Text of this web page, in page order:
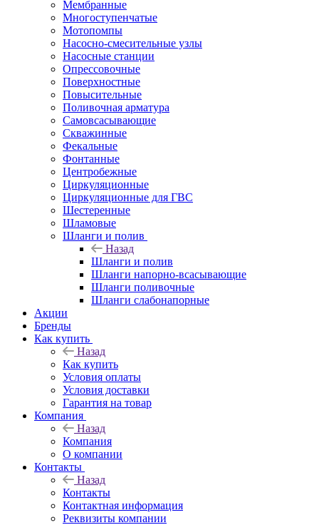
Мембранные
Многоступенчатые
Мотопомпы
Насосно-смесительные узлы
Насосные станции
Опрессовочные
Поверхностные
Повысительные
Поливочная арматура
Самовсасывающие
Скважинные
Фекальные
Фонтанные
Центробежные
Циркуляционные
Циркуляционные для ГВС
Шестеренные
Шламовые
Шланги и полив
Назад
Шланги и полив
Шланги напорно-всасывающие
Шланги поливочные
Шланги слабонапорные
Акции
Бренды
Как купить
Назад
Как купить
Условия оплаты
Условия доставки
Гарантия на товар
Компания
Назад
Компания
О компании
Контакты
Назад
Контакты
Контактная информация
Реквизиты компании